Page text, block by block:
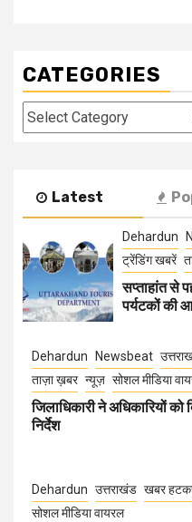
CATEGORIES
Categories
Latest
Dehardun
ट्रेंडिंग खबरें
सप्ताहांत से
पर्यटकों की
Dehardun Newsbeat
ताज़ा ख़बर न्यूज़ सोशल मीडिया
जिलाधिकारी ने अधिकारियों
निर्देश
Dehardun उत्तराखंड खबर
सोशल मीडिया वायरल